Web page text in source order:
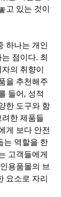
고 있는 것이
하나는 개인
점이다. 최
의 취향이
을 추천해주
들어, 성적
한 도구와 함
한 제품들
게 보다 안전
는 역할을 한
고객들에게
용품몰의 브
요소로 자리